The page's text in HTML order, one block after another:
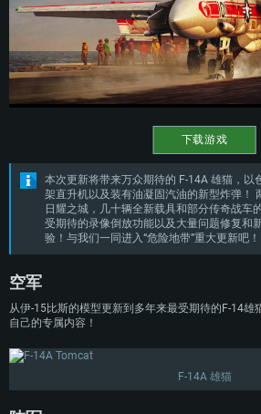
下载游戏
本次更新将带来万众期待的 F-14A 雄猫，以
架直升机以及装有油凝固汽油的新型炸弹！
日耀之城，几十辆全新载具和部分传奇战车
受期待的录像倒放功能以及大量问题修复和
验！与我们一同进入“危险地带”重大更新吧！
空军
从伊-15比斯的模型更新到多年来最受期待的F-14雄
自己的专属内容！
F-14A 雄猫